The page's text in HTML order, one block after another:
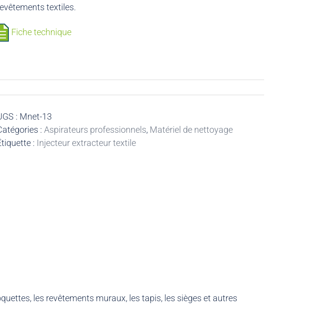
textiles.
Fiche technique
: Mnet-13
: Aspirateurs professionnels, Matériel de nettoyage
: Injecteur extracteur textile
les revêtements muraux, les tapis, les sièges et autres